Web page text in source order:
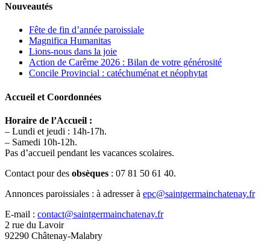
Nouveautés
Fête de fin d’année paroissiale
Magnifica Humanitas
Lions-nous dans la joie
Action de Carême 2026 : Bilan de votre générosité
Concile Provincial : catéchuménat et néophytat
Accueil et Coordonnées
Horaire de l’Accueil :
– Lundi et jeudi : 14h-17h.
– Samedi 10h-12h.
Pas d’accueil pendant les vacances scolaires.
Contact pour des obsèques : 07 81 50 61 40.
Annonces paroissiales : à adresser à epc@saintgermainchatenay.fr
E-mail : contact@saintgermainchatenay.fr
2 rue du Lavoir
92290 Châtenay-Malabry